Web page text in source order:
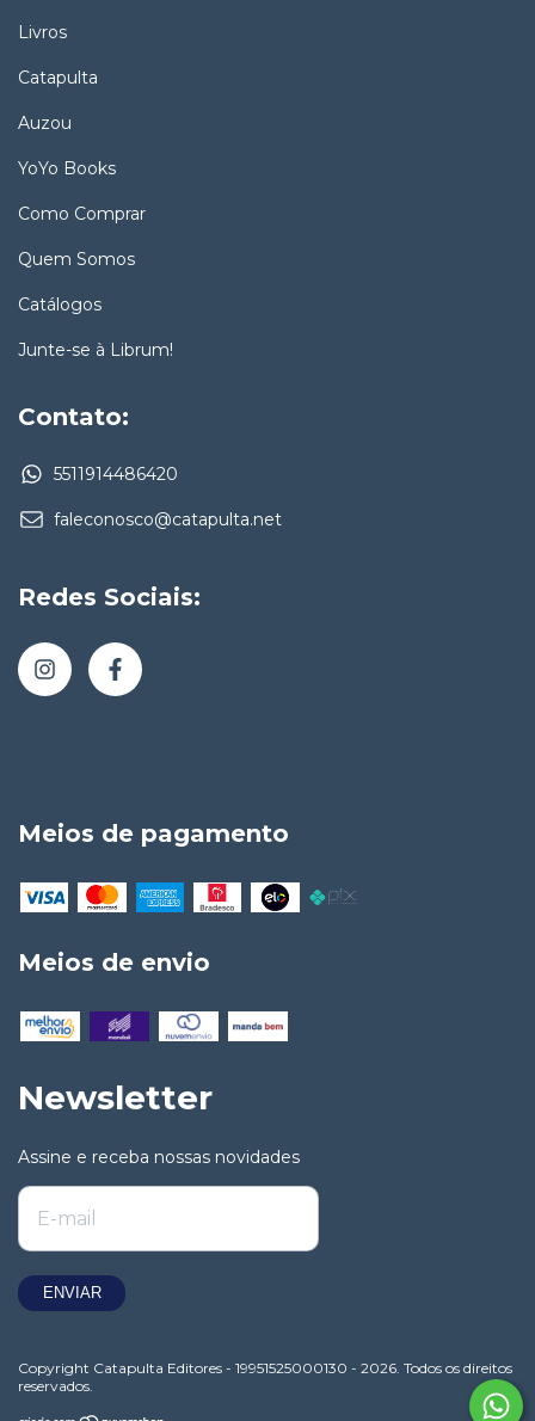
Livros
Catapulta
Auzou
YoYo Books
Como Comprar
Quem Somos
Catálogos
Junte-se à Librum!
Contato:
5511914486420
faleconosco@catapulta.net
Redes Sociais:
Meios de pagamento
Meios de envio
Newsletter
Assine e receba nossas novidades
Copyright Catapulta Editores - 19951525000130 - 2026. Todos os direitos
reservados.